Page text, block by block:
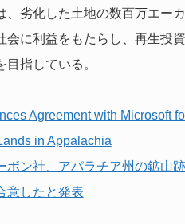
、劣化した土地の数百万エー
会に利益をもたらし、再生投
指している。
Agreement with Microsoft
in Appalachia
ボン社、アパラチア州の鉱山
意したと発表